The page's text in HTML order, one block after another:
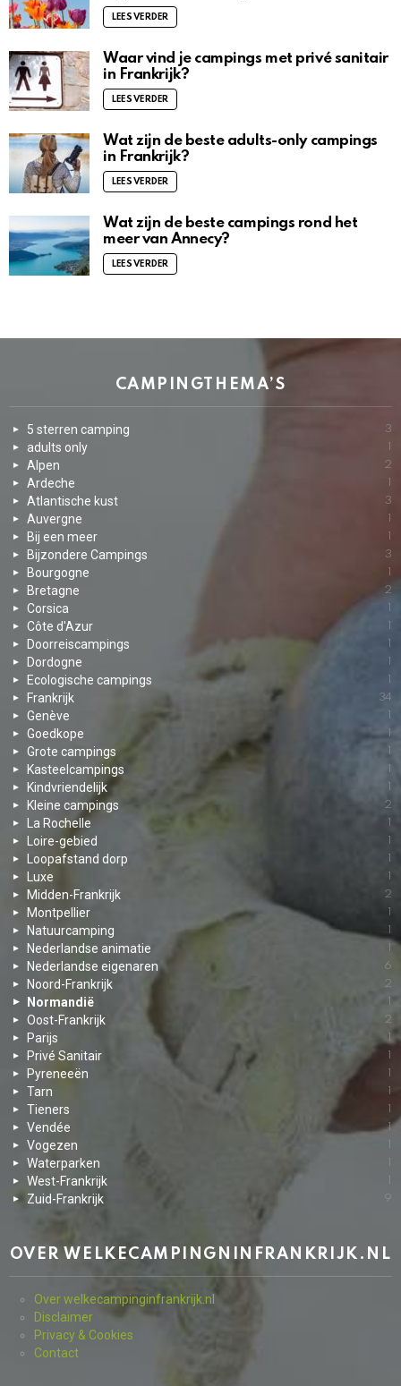
LEES VERDER
Waar vind je campings met privé sanitair
in Frankrijk?
LEES VERDER
Wat zijn de beste adults-only campings
in Frankrijk?
LEES VERDER
Wat zijn de beste campings rond het
meer van Annecy?
LEES VERDER
CAMPINGTHEMA’S
5 sterren camping 3
adults only
Alpen 2
Ardeche
Atlantische kust 3
Auvergne
Bij een meer
Bijzondere Campings 3
Bourgogne
Bretagne 2
Corsica
Côte d'Azur
Doorreiscampings
Dordogne
Ecologische campings
Frankrijk 34
Genève
Goedkope
Grote campings
Kasteelcampings
Kindvriendelijk
Kleine campings 2
La Rochelle
Loire-gebied
Loopafstand dorp
Luxe
Midden-Frankrijk 2
Montpellier
Natuurcamping
Nederlandse animatie
Nederlandse eigenaren 6
Noord-Frankrijk 2
Normandië
Oost-Frankrijk 2
Parijs
Privé Sanitair
Pyreneeën
Tarn
Tieners
Vendée 1
Vogezen
Waterparken
West-Frankrijk
Zuid-Frankrijk 9
OVER WELKECAMPINGNINFRANKRIJK.NL
Over welkecampinginfrankrijk.n
Disclaimer
Privacy & Cookies
Contact